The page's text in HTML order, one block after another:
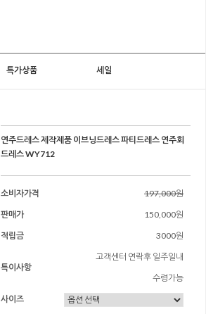
특가상품 세일
연주드레스 제작제품 이브닝드레스 파티드레스 연주회
드레스 WY712
소비자가격
197,000원
판매가
150,000원
적립금
3000원
특이사항
고객센터 연락후 일주일내
수령가능
사이즈